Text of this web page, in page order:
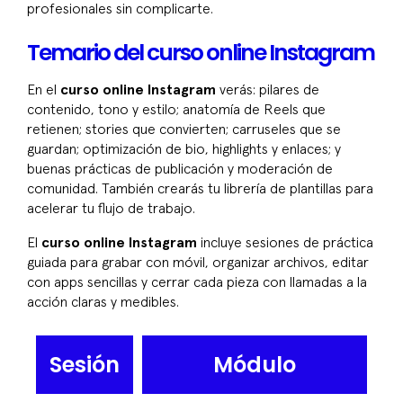
profesionales sin complicarte.
Temario del curso online Instagram
En el curso online Instagram verás: pilares de
contenido, tono y estilo; anatomía de Reels que
retienen; stories que convierten; carruseles que se
guardan; optimización de bio, highlights y enlaces; y
buenas prácticas de publicación y moderación de
comunidad. También crearás tu librería de plantillas para
acelerar tu flujo de trabajo.
El curso online Instagram incluye sesiones de práctica
guiada para grabar con móvil, organizar archivos, editar
con apps sencillas y cerrar cada pieza con llamadas a la
acción claras y medibles.
Sesión Módulo